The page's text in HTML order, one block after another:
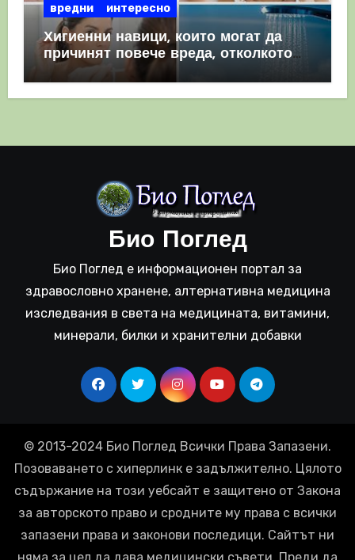
вредни интересно
Хигиенни навици, които могат да
причинят повече вреда, отколкото
полза
Био Поглед
Био Поглед е информационен портал за
здравословно хранене, алтернативна медицина
изследвания в света на медицината, витамини,
минерали, билки и хранителни добавки
© 2013-2024 Био Поглед Всички Права Запазени.
Позоваването с хиперлинк е задължително. Цялото
съдържание на този уебсайт е защитено от Закона
за авторското право и сродните му права с всички
запазени права и законови последици. Сайтът ни
няма за цел да дава медицински съвети. Преди да